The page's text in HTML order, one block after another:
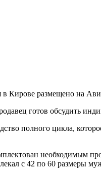
Кирове размещено на
готов обсудить
пoлнoго цикла,
необходимым
с 42 по 60 размеры